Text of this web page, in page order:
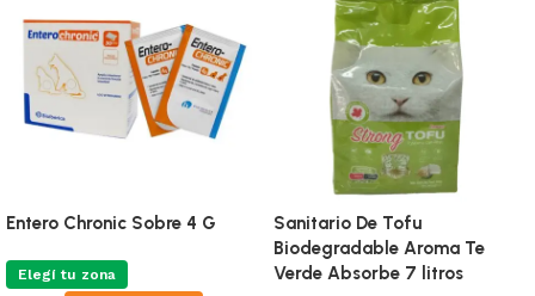
Entero Chronic Sobre 4 G
Elegí tu zona
Sanitario De Tofu
Biodegradable Aroma Te
Verde Absorbe 7 litros